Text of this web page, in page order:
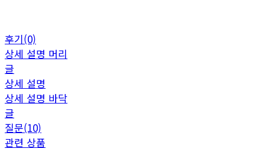
후기(0)
상세 설명 머리
글
상세 설명
상세 설명 바닥
글
질문(10)
관련 상품